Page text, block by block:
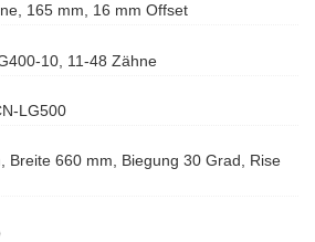
165 mm, 16 mm Offset
10, 11-48 Zähne
LG500
Breite 660 mm, Biegung 30 Grad, Rise